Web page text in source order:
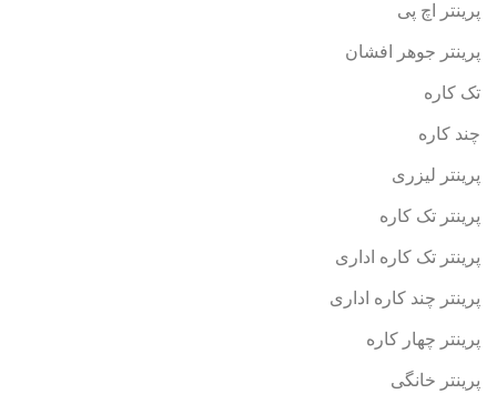
پرینتر اچ پی
پرینتر جوهر افشان
تک کاره
چند کاره
پرینتر لیزری
پرینتر تک کاره
پرینتر تک کاره اداری
پرینتر چند کاره اداری
پرینتر چهار کاره
پرینتر خانگی